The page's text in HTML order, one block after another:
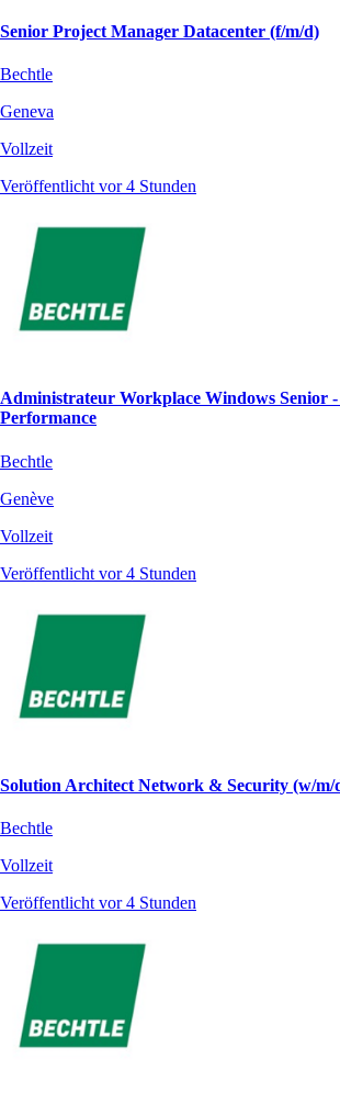
Senior Project Manager Datacenter (f/m/d)
Bechtle
Geneva
Vollzeit
Veröffentlicht vor 4 Stunden
Administrateur Workplace Windows Senior
Performance
Bechtle
Genève
Vollzeit
Veröffentlicht vor 4 Stunden
Solution Architect Network & Security (w/m/
Bechtle
Vollzeit
Veröffentlicht vor 4 Stunden